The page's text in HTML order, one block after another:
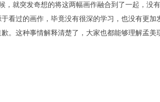
就突发奇想的将这两幅画作融合到了一起，没
看过的画作，毕竟没有很深的学习，也没有更
。这种事情解释清楚了，大家也都能够理解孟